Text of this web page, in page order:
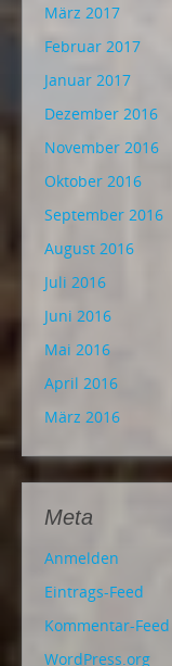
März 2017
Februar 2017
Januar 2017
Dezember 2016
November 2016
Oktober 2016
September 2016
August 2016
Juli 2016
Juni 2016
Mai 2016
April 2016
März 2016
Meta
Anmelden
Eintrags-Feed
Kommentar-Feed
WordPress.org